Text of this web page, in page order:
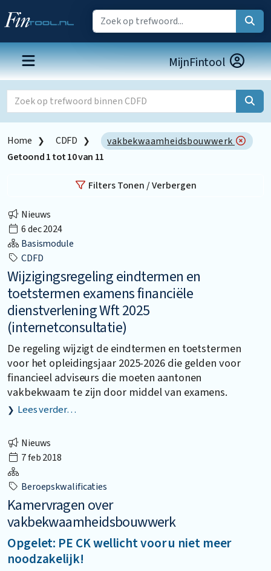
MijnFintool
Home CDFD
vakbekwaamheidsbouwwerk
Getoond1tot10van 11
Filters Tonen / Verbergen
Nieuws
6 dec 2024
Basismodule
CDFD
Wijzigingsregeling eindtermen en
toetstermen examens financiële
dienstverlening Wft 2025
(internetconsultatie)
De regeling wijzigt de eindtermen en toetstermen
voor het opleidingsjaar 2025-2026 die gelden voor
financieel adviseurs die moeten aantonen
vakbekwaam te zijn door middel van examens.
Lees verder…
Nieuws
7 feb 2018
Beroepskwalificaties
Kamervragen over
vakbekwaamheidsbouwwerk
Opgelet: PE CK wellicht voor u niet meer
noodzakelijk!